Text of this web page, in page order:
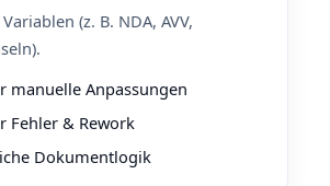
(z. B. NDA, AVV,
manuelle Anpassungen
Fehler & Rework
Dokumentlogik